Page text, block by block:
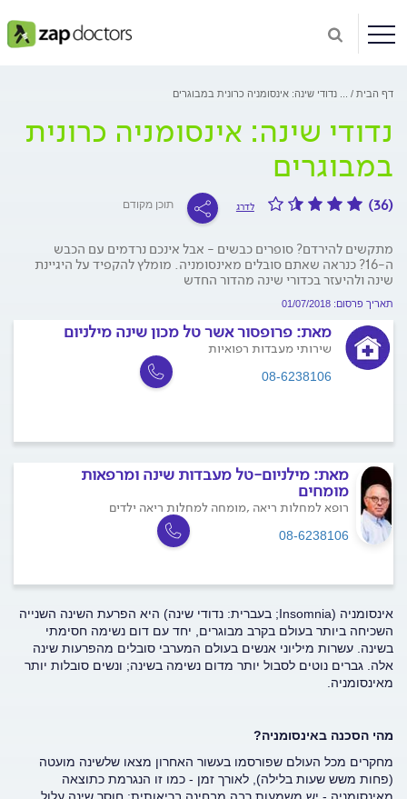
דף הבית נדודי שינה: אינסומניה כרונית במבוגרים
נדודי שינה: אינסומניה כרונית
במבוגרים
(36) לדרג תוכן מקודם
מתקשים להירדם? סופרים כבשים - אבל אינכם נרדמים עם הכבש
ה-16? כנראה שאתם סובלים מאינסומניה. מומלץ להקפיד על היגיינת
שינה ולהיעזר בכדורי שינה מהדור החדש
תאריך פרסום: 01/07/2018
מאת: פרופסור אשר טל מכון שינה מילניום
שירותי מעבדות רפואיות
08-6238106
מאת: מילניום-טל מעבדות שינה ומרפאות
מומחים
רופא למחלות ריאה ,מומחה למחלות ריאה ילדים
08-6238106
אינסומניה (Insomnia; בעברית: נדודי שינה) היא הפרעת השינה השנייה
השכיחה ביותר בעולם בקרב מבוגרים, יחד עם דום נשימה חסימתי
בשינה. עשרות מיליוני אנשים בעולם המערבי סובלים מהפרעות שינה
אלה. גברים נוטים לסבול יותר מדום נשימה בשינה; ונשים סובלות יותר
מאינסומניה.
מהי הסכנה באינסומניה?
מחקרים מכל העולם שפורסמו בעשור האחרון מצאו שלשינה מועטה
(פחות משש שעות בלילה), לאורך זמן - כמו זו הנגרמת כתוצאה